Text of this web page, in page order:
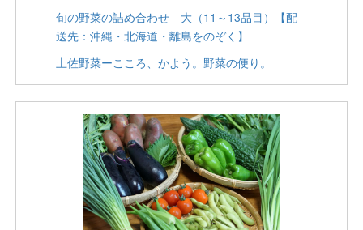
旬の野菜の詰め合わせ 大（11～13品目）【配
送先：沖縄・北海道・離島をのぞく】
土佐野菜ーこころ、かよう。野菜の便り。